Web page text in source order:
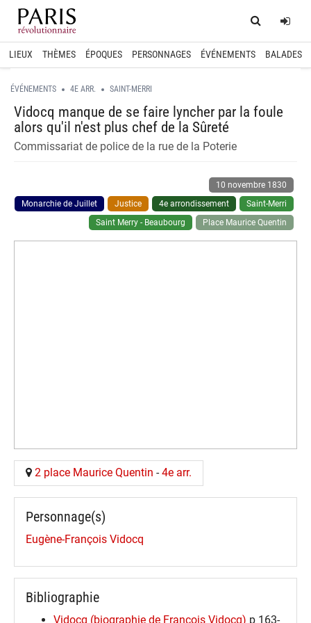
Home
LIEUX THÈMES ÉPOQUES PERSONNAGES ÉVÉNEMENTS BALADES
ÉVÉNEMENTS 4E ARR. SAINT-MERRI
Vidocq manque de se faire lyncher par la foule
alors qu'il n'est plus chef de la Sûreté
Commissariat de police de la rue de la Poterie
10 novembre 1830
Monarchie de Juillet
Justice 4e arrondissement
Saint-Merri
Saint Merry - Beaubourg
Place Maurice Quentin
2 place Maurice Quentin -4e arr.
Personnage(s)
Eugène-François Vidocq
Bibliographie
Vidocq (biographie de François Vidocq) p 163-